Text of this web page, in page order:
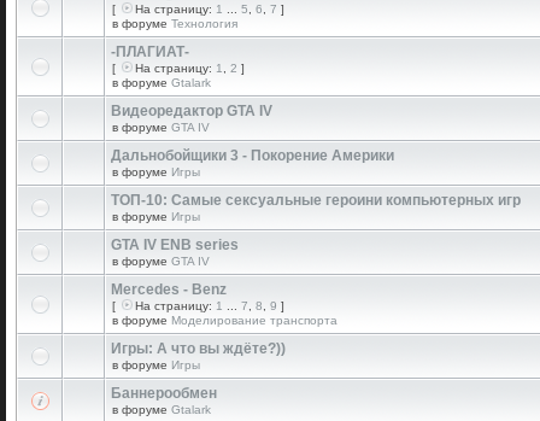
[ На страницу: 1 5 6 7 ]
в форуме Технология
-ПЛАГИАТ-
[ На страницу: 1 2 ]
в форуме Gtalark
Видеоредактор GTA IV
в форуме GTA IV
Дальнобойщики 3 - Покорение Америки
в форуме Игры
ТОП-10: Самые сексуальные героини компьютерных игр
в форуме Игры
GTA IV ENB series
в форуме GTA IV
Mercedes - Benz
[ На страницу: 1 7 8 9 ]
в форуме Моделирование транспорта
Игры: А что вы ждёте?))
в форуме Игры
Баннерообмен
в форуме Gtalark